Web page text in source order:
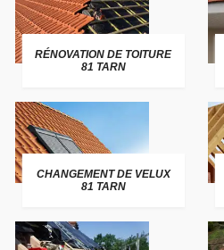
RÉNOVATION DE TOITURE
81 TARN
CHANGEMENT DE VELUX
81 TARN